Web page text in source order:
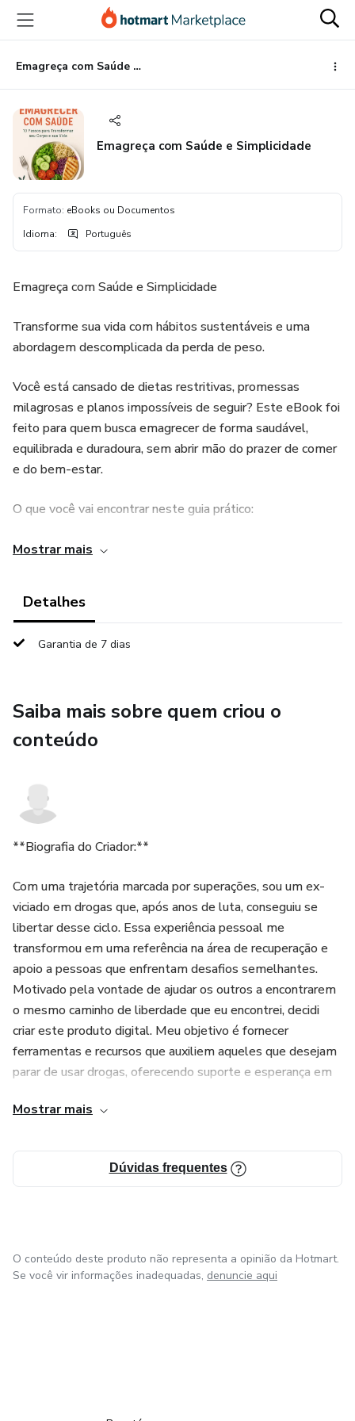
para
conteúdo
principal
para
pagamento
para
rodapé
Emagreça com Saúde e Simplicidade
Emagreça com Saúde e Simplicidade
Formato: eBooks ou Documentos
Idioma: Português
Emagreça com Saúde e Simplicidade
Transforme sua vida com hábitos sustentáveis e uma
abordagem descomplicada da perda de peso.
Você está cansado de dietas restritivas, promessas
milagrosas e planos impossíveis de seguir? Este eBook foi
feito para quem busca emagrecer de forma saudável,
equilibrada e duradoura, sem abrir mão do prazer de comer
e do bem-estar.
O que você vai encontrar neste guia prático:
Estratégias simples e eficazes para perder peso com
Dicas de alimentação equilibrada e prazerosa
Orientações para criar uma rotina de exercícios adaptável
Como evitar o efeito sanfona e manter os resultados a
longo prazo
sustentáveis, este livro é o seu aliado na jornada rumo a
um estilo de vida mais leve, saudável e feliz.
e simplicidade. Comece hoje mesmo!
Mostrar mais
Detalhes
Garantia de 7 dias
Saiba mais sobre quem criou o
conteúdo
**Biografia do Criador:**
Com uma trajetória marcada por superações, sou um ex-
viciado em drogas que, após anos de luta, conseguiu se
libertar desse ciclo. Essa experiência pessoal me
transformou em uma referência na área de recuperação e
apoio a pessoas que enfrentam desafios semelhantes.
Motivado pela vontade de ajudar os outros a encontrarem
o mesmo caminho de liberdade que eu encontrei, decidi
criar este produto digital. Meu objetivo é fornecer
ferramentas e recursos que auxiliem aqueles que desejam
parar de usar drogas, oferecendo suporte e esperança em
obstáculos e construir um futuro melhor.
Mostrar mais
Dúvidas frequentes
O conteúdo deste produto não representa a opinião da Hotmart.
Se você vir informações inadequadas, denuncie aqui